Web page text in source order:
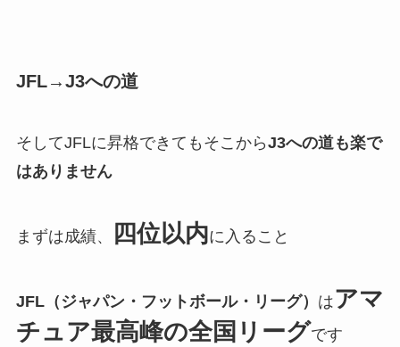
JFL→J3への道
そしてJFLに昇格できてもそこからJ3への道も楽で
はありません
まずは成績、 四位以内に入ること
JFL（ジャパン・フットボール・リーグ） はアマ
チュア最高峰の全国リーグです